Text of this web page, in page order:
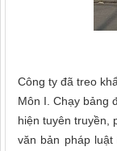
Công ty đã treo
Môn I. Chạy bảng
hiện tuyên truyền,
văn bản pháp